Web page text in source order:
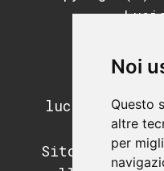
Noi
Questo
altre
per
REA:
Sito di